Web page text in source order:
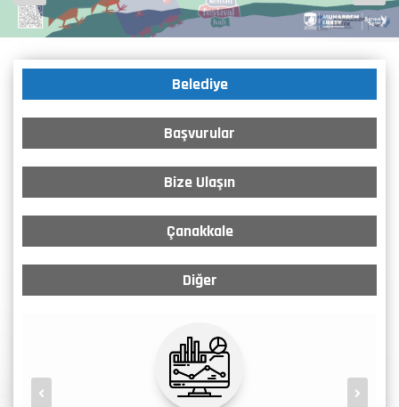
Belediye
Başvurular
Bize Ulaşın
Çanakkale
Diğer